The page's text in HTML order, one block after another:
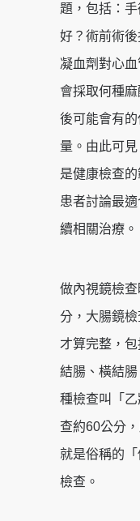
題，包括：
好？術前術
凝血劑對心
會採取何種
後可能會有
量。由此可
是健康檢查
患者討論最
續相關治療。
做內視鏡檢
分，大腸鏡
才算完整，
結腸、橫結
種檢查叫「
查約60公分
就是俗稱的
檢查。